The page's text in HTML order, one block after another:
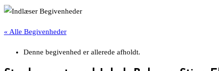
« Alle Begivenheder
Denne begivenhed er allerede afholdt.